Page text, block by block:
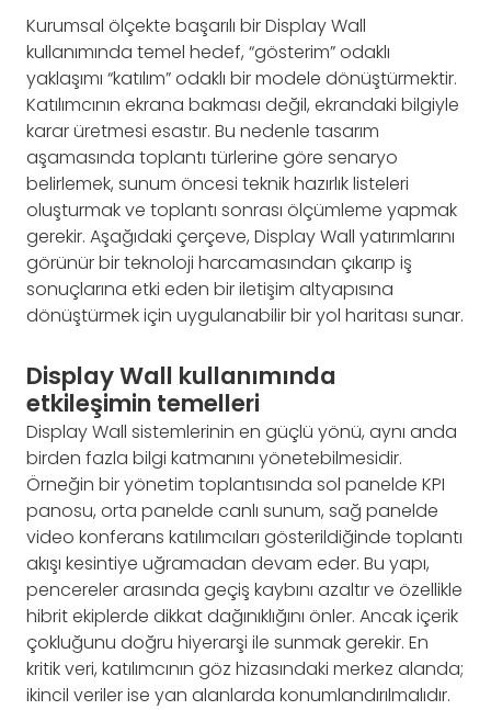
Kurumsal ölçekte başarılı bir Display Wall
kullanımında temel hedef, “gösterim” odaklı
yaklaşımı “katılım” odaklı bir modele dönüştürmektir.
Katılımcının ekrana bakması değil, ekrandaki bilgiyle
karar üretmesi esastır. Bu nedenle tasarım
aşamasında toplantı türlerine göre senaryo
belirlemek, sunum öncesi teknik hazırlık listeleri
oluşturmak ve toplantı sonrası ölçümleme yapmak
gerekir. Aşağıdaki çerçeve, Display Wall yatırımlarını
görünür bir teknoloji harcamasından çıkarıp iş
sonuçlarına etki eden bir iletişim altyapısına
dönüştürmek için uygulanabilir bir yol haritası sunar.
Display Wall kullanımında
etkileşimin temelleri
Display Wall sistemlerinin en güçlü yönü, aynı anda
birden fazla bilgi katmanını yönetebilmesidir.
Örneğin bir yönetim toplantısında sol panelde KPI
panosu, orta panelde canlı sunum, sağ panelde
video konferans katılımcıları gösterildiğinde toplantı
akışı kesintiye uğramadan devam eder. Bu yapı,
pencereler arasında geçiş kaybını azaltır ve özellikle
hibrit ekiplerde dikkat dağınıklığını önler. Ancak içerik
çokluğunu doğru hiyerarşi ile sunmak gerekir. En
kritik veri, katılımcının göz hizasındaki merkez alanda;
ikincil veriler ise yan alanlarda konumlandırılmalıdır.